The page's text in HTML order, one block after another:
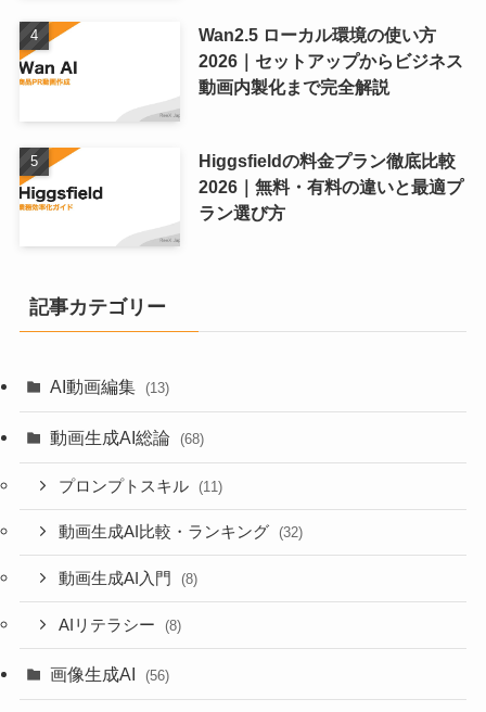
Wan2.5 ローカル環境の使い方
2026｜セットアップからビジネス
動画内製化まで完全解説
Higgsfieldの料金プラン徹底比較
2026｜無料・有料の違いと最適プ
ラン選び方
記事カテゴリー
AI動画編集 (13)
動画生成AI総論 (68)
プロンプトスキル (11)
動画生成AI比較・ランキング (32)
動画生成AI入門 (8)
AIリテラシー (8)
画像生成AI (56)